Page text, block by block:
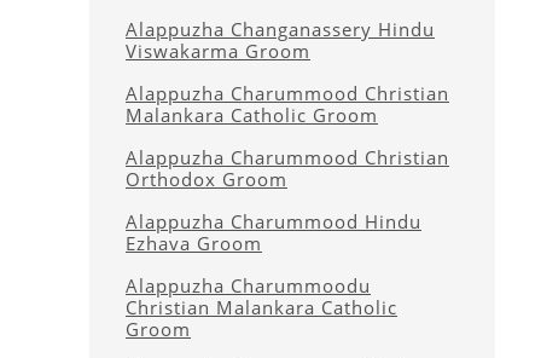
Alappuzha Changanassery Hindu
Viswakarma Groom
Alappuzha Charummood Christian
Malankara Catholic Groom
Alappuzha Charummood Christian
Orthodox Groom
Alappuzha Charummood Hindu
Ezhava Groom
Alappuzha Charummoodu
Christian Malankara Catholic
Groom